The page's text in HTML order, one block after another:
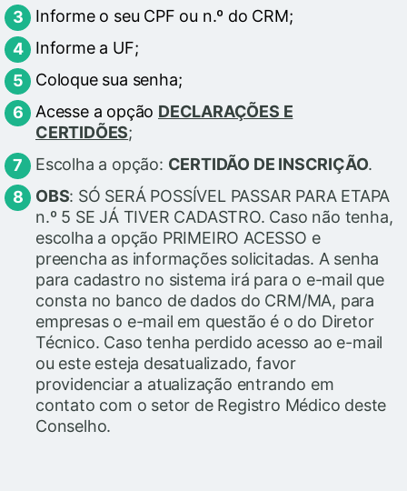
Informe o seu CPF ou n.º do CRM;
Informe a UF;
Coloque sua senha;
Acesse a opção DECLARAÇÕES E
CERTIDÕES;
Escolha a opção: CERTIDÃO DE INSCRIÇÃO.
OBS: SÓ SERÁ POSSÍVEL PASSAR PARA ETAPA
n.º 5 SE JÁ TIVER CADASTRO. Caso não tenha,
escolha a opção PRIMEIRO ACESSO e
preencha as informações solicitadas. A senha
para cadastro no sistema irá para o e-mail que
consta no banco de dados do CRM/MA, para
empresas o e-mail em questão é o do Diretor
Técnico. Caso tenha perdido acesso ao e-mail
ou este esteja desatualizado, favor
providenciar a atualização entrando em
contato com o setor de Registro Médico deste
Conselho.